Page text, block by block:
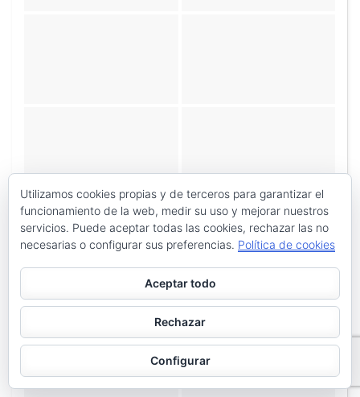
Utilizamos cookies propias y de terceros para garantizar el
funcionamiento de la web, medir su uso y mejorar nuestros
servicios. Puede aceptar todas las cookies, rechazar las no
necesarias o configurar sus preferencias. Política de cookies
Aceptar todo
Rechazar
Configurar